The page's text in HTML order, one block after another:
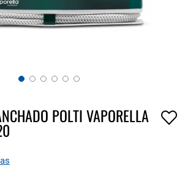
POLTI VAPORELLA